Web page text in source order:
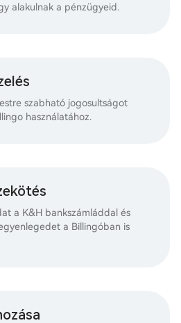
alakulnak a pénzügyeid.
szabható jogosultságot
használatához.
a K&H bankszámláddal és
a Billingóban is